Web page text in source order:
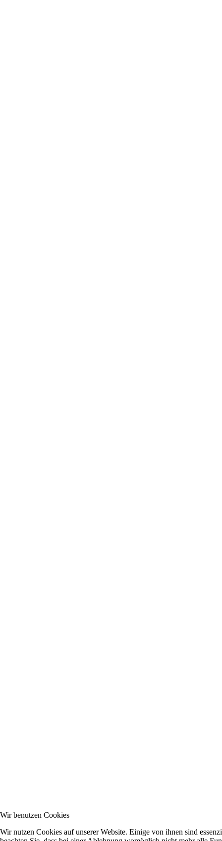
Wir benutzen Cookies
Wir nutzen Cookies auf unserer Website. Einige von ihnen sind